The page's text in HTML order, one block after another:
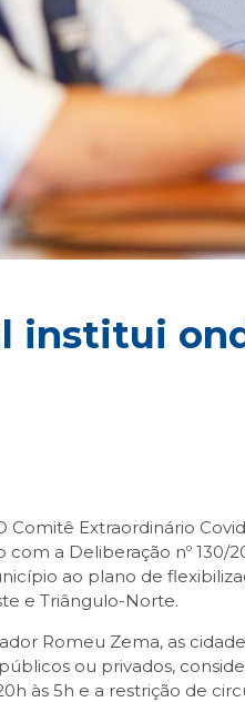
institui
Extraordinário
a Deliberação nº
ao plano de
e Triângulo-Norte.
Romeu Zema, as
ou privados,
às 5h e a restrição de